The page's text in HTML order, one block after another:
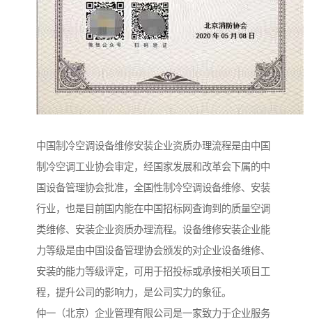
中国制冷空调设备维修安装企业资质办理流程是由中国
制冷空调工业协会审定，经国家发展和改革会下属的中
国设备管理协会批准，全国性制冷空调设备维修、安装
行业，也是目前国内能在中国招标网查询到的质量空调
类维修、安装企业资质办理流程。设备维修安装企业能
力等级是由中国设备管理协会颁发的对企业设备维修、
安装的能力等级评定，可用于招投标或承接相关项目工
程，提升公司的影响力，是公司实力的象征。
仲一（北京）企业管理有限公司是一家致力于企业服务